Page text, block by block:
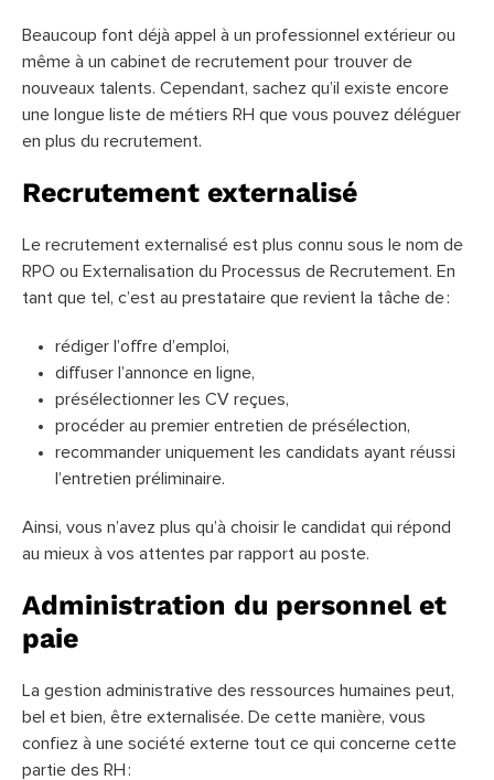
Beaucoup font déjà appel à un professionnel extérieur ou
même à un cabinet de recrutement pour trouver de
nouveaux talents. Cependant, sachez qu’il existe encore
une longue liste de métiers RH que vous pouvez déléguer
en plus du recrutement.
Recrutement externalisé
Le recrutement externalisé est plus connu sous le nom de
RPO ou Externalisation du Processus de Recrutement. En
tant que tel, c’est au prestataire que revient la tâche de :
rédiger l’offre d’emploi,
diffuser l’annonce en ligne,
présélectionner les CV reçues,
procéder au premier entretien de présélection,
recommander uniquement les candidats ayant réussi
l’entretien préliminaire.
Ainsi, vous n’avez plus qu’à choisir le candidat qui répond
au mieux à vos attentes par rapport au poste.
Administration du personnel et
paie
La gestion administrative des ressources humaines peut,
bel et bien, être externalisée. De cette manière, vous
confiez à une société externe tout ce qui concerne cette
partie des RH :